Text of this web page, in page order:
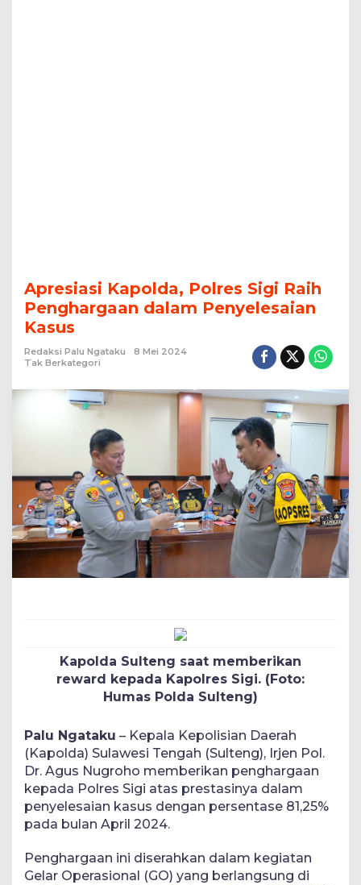
Apresiasi Kapolda, Polres Sigi Raih
Penghargaan dalam Penyelesaian
Kasus
Redaksi Palu Ngataku
8 Mei 2024
Tak Berkategori
Kapolda Sulteng saat memberikan
reward kepada Kapolres Sigi. (Foto:
Humas Polda Sulteng)
Palu Ngataku – Kepala Kepolisian Daerah
(Kapolda) Sulawesi Tengah (Sulteng), Irjen Pol.
Dr. Agus Nugroho memberikan penghargaan
kepada Polres Sigi atas prestasinya dalam
penyelesaian kasus dengan persentase 81,25%
pada bulan April 2024.
Penghargaan ini diserahkan dalam kegiatan
Gelar Operasional (GO) yang berlangsung di